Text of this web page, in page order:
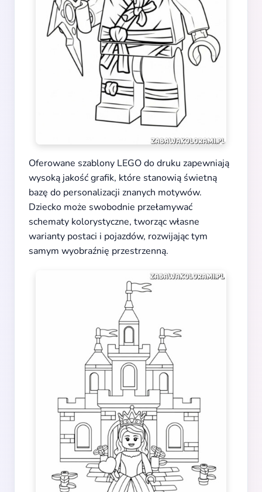
Oferowane szablony LEGO do druku zapewniają
wysoką jakość grafik, które stanowią świetną
bazę do personalizacji znanych motywów.
Dziecko może swobodnie przełamywać
schematy kolorystyczne, tworząc własne
warianty postaci i pojazdów, rozwijając tym
samym wyobraźnię przestrzenną.